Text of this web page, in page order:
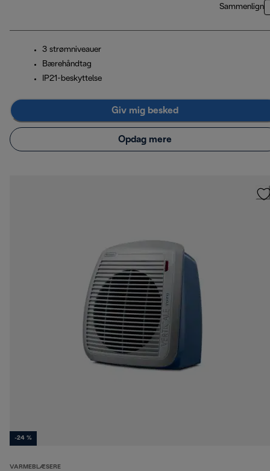
Sammenlign
3 strømniveauer
Bærehåndtag
IP21-beskyttelse
Giv mig besked
Opdag mere
-24 %
VARMEBLÆSERE